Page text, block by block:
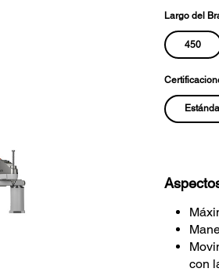
Largo del
450
con